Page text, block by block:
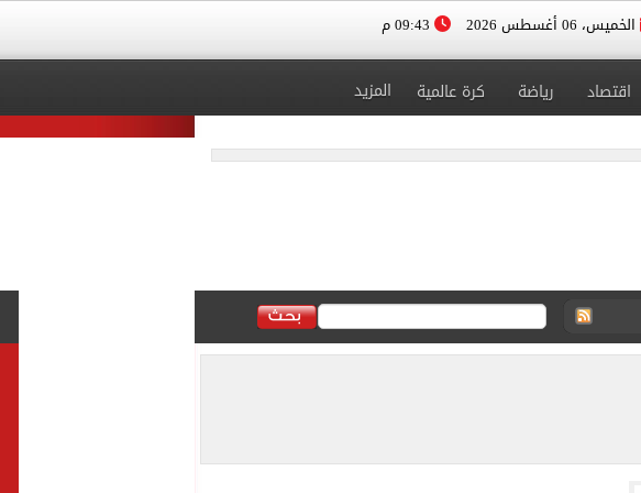
الخميس، 06 أغسطس 2026
اقتصاد رياضة كرة عالمية المزيد